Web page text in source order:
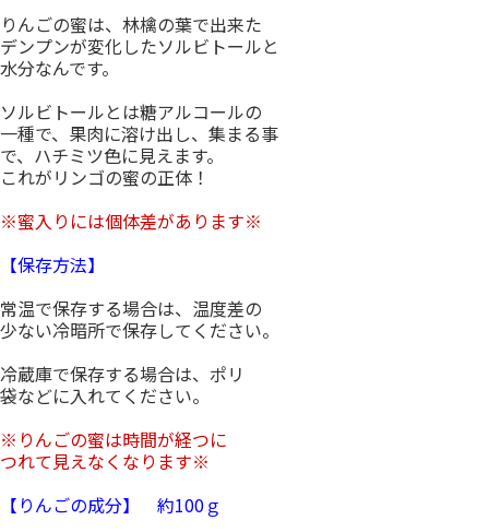
りんごの蜜は、林檎の葉で出来た
デンプンが変化したソルビトールと
水分なんです。
ソルビトールとは糖アルコールの
一種で、果肉に溶け出し、集まる事
で、ハチミツ色に見えます。
これがリンゴの蜜の正体！
※蜜入りには個体差があります※
【保存方法】
常温で保存する場合は、温度差の
少ない冷暗所で保存してください。
冷蔵庫で保存する場合は、ポリ
袋などに入れてください。
※りんごの蜜は時間が経つに
つれて見えなくなります※
【りんごの成分】 約100ｇ